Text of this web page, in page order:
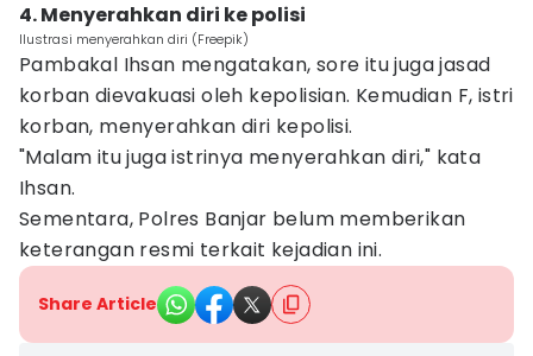
4. Menyerahkan diri ke polisi
Ilustrasi menyerahkan diri (Freepik)
Pambakal Ihsan mengatakan, sore itu juga jasad
korban dievakuasi oleh kepolisian. Kemudian F, istri
korban, menyerahkan diri kepolisi.
"Malam itu juga istrinya menyerahkan diri," kata
Ihsan.
Sementara, Polres Banjar belum memberikan
keterangan resmi terkait kejadian ini.
Share Article